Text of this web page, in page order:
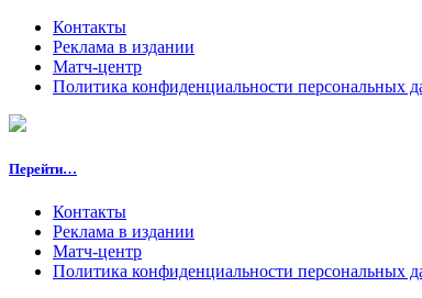
Контакты
Реклама в издании
Матч-центр
Политика конфиденциальности персональных
Перейти…
Контакты
Реклама в издании
Матч-центр
Политика конфиденциальности персональных